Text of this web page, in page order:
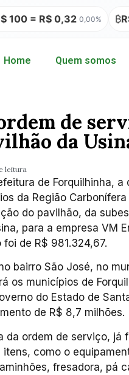
= R$ 0,32 0,00% ₿R$
Home Quem somos
de
da
leitura
de Forquilhinha, a
da Região Carbonífera
do pavilhão, da
para a empresa VM
de R$ 981.324,67.
bairro São José, no
os municípios de
do Estado de
de R$ 8,7 milhões.
ordem de serviço, já
como o
fresadora, pá